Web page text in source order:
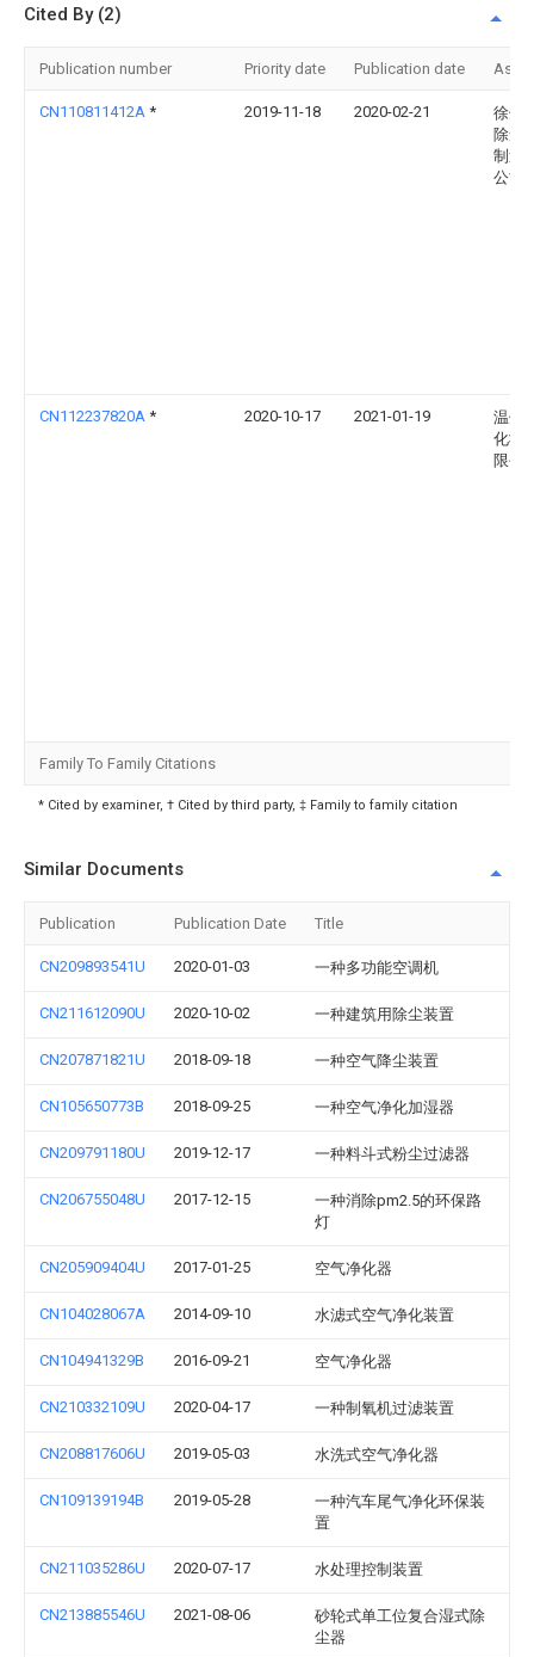
Cited By (2)
Publication number Priority date Publication date
CN110811412A * 2019-11-18 2020-02-21
徐州
除尘
制造
公司
CN112237820A * 2020-10-17 2021-01-19
温州
化妆
限公
Family To Family Citations
* Cited by examiner, † Cited by third party, ‡ Family to family citation
Similar Documents
Publication Publication Date Title
CN209893541U 2020-01-03 一种多功能空调机
CN211612090U 2020-10-02 一种建筑用除尘装置
CN207871821U 2018-09-18 一种空气降尘装置
CN105650773B 2018-09-25 一种空气净化加湿器
CN209791180U 2019-12-17 一种料斗式粉尘过滤器
CN206755048U 2017-12-15
一种消除pm2.5的环保路
灯
CN205909404U 2017-01-25 空气净化器
CN104028067A 2014-09-10 水滤式空气净化装置
CN104941329B 2016-09-21 空气净化器
CN210332109U 2020-04-17 一种制氧机过滤装置
CN208817606U 2019-05-03 水洗式空气净化器
CN109139194B 2019-05-28
一种汽车尾气净化环保装
置
CN211035286U 2020-07-17 水处理控制装置
CN213885546U 2021-08-06
砂轮式单工位复合湿式除
尘器